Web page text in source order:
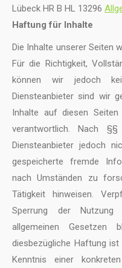
Lübeck HR B HL 13296
Haftung für Inhalte
Die Inhalte unserer Seiten
Für die Richtigkeit,
können wir jedoch
Diensteanbieter sind wir
Inhalte auf diesen
verantwortlich. Nach
Diensteanbieter jedoch
gespeicherte fremde
nach Umständen zu
Tätigkeit hinweisen.
Sperrung der
allgemeinen Gesetzen
diesbezügliche Haftung
Kenntnis einer